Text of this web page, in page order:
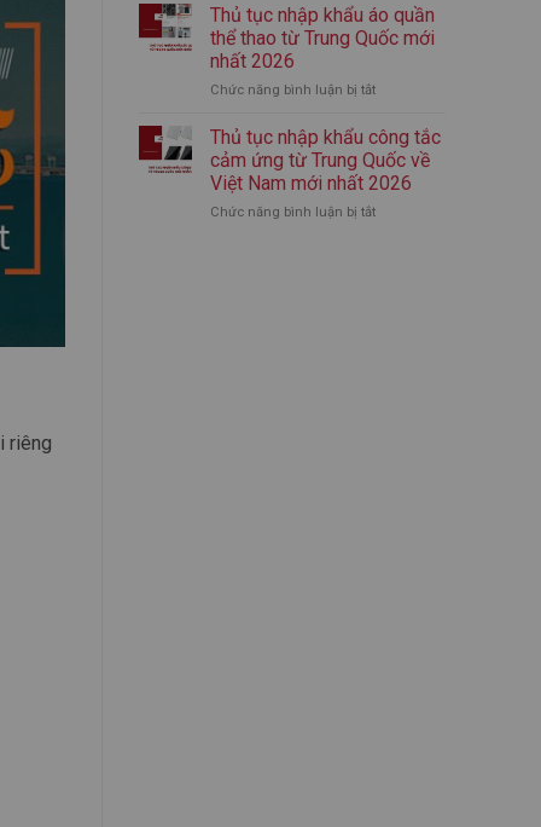
riêng
từ
Trung
nhất
dẫn
thủ
khẩu
giữ
nhiệt
chính
ngạch
từ
Thủ tục nhập khẩu áo quần
thể thao từ Trung Quốc mới
nhất 2026
Chức năng bình luận bị tắtở
tục
nhập
khẩu
áo
quần
Thủ tục nhập khẩu công tắc
cảm ứng từ Trung Quốc về
Việt Nam mới nhất 2026
Chức năng bình luận bị tắtở